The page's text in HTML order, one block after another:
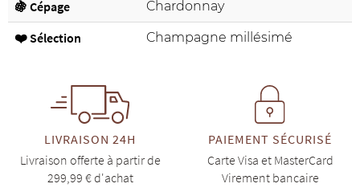
🍇 Cépage Chardonnay
❤️ Sélection Champagne millésimé
LIVRAISON 24H
Livraison offerte à partir de
299,99 € d'achat
PAIEMENT SÉCURISÉ
Carte Visa et MasterCard
Virement bancaire